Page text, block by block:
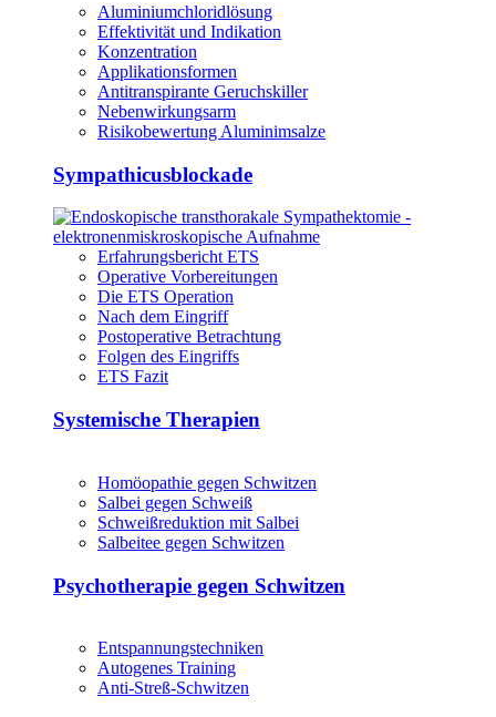
Aluminiumchloridlösung
Effektivität und Indikation
Konzentration
Applikationsformen
Antitranspirante Geruchskiller
Nebenwirkungsarm
Risikobewertung Aluminimsalze
Sympathicusblockade
Erfahrungsbericht ETS
Operative Vorbereitungen
Die ETS Operation
Nach dem Eingriff
Postoperative Betrachtung
Folgen des Eingriffs
ETS Fazit
Systemische Therapien
Homöopathie gegen Schwitzen
Salbei gegen Schweiß
Schweißreduktion mit Salbei
Salbeitee gegen Schwitzen
Psychotherapie gegen Schwitzen
Entspannungstechniken
Autogenes Training
Anti-Streß-Schwitzen